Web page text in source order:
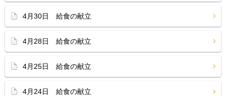
4月30日 給食の献立
4月28日 給食の献立
4月25日 給食の献立
4月24日 給食の献立